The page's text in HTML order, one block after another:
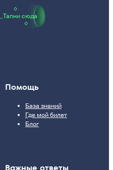
Тапни сюда
Помощь
База знаний
Где мой билет
Блог